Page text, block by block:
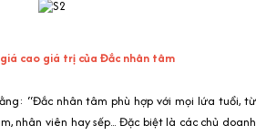
cao giá trị của Đắc nhân tâm
“Đắc nhân tâm phù hợp với mọi lứa tuổi, từ
nhân viên hay sếp... Đặc biệt là các chủ doanh